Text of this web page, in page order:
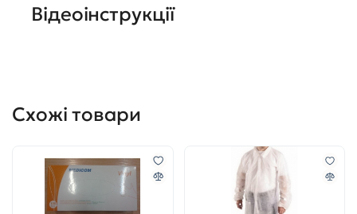
Відеоінструкції
Схожі товари